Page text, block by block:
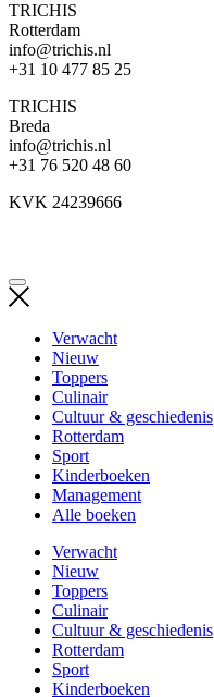
TRICHIS
Rotterdam
info@trichis.nl
+31 10 477 85 25
TRICHIS
Breda
info@trichis.nl
+31 76 520 48 60
KVK 24239666
Verwacht
Nieuw
Toppers
Culinair
Cultuur & geschiedenis
Rotterdam
Sport
Kinderboeken
Management
Alle boeken
Verwacht
Nieuw
Toppers
Culinair
Cultuur & geschiedenis
Rotterdam
Sport
Kinderboeken